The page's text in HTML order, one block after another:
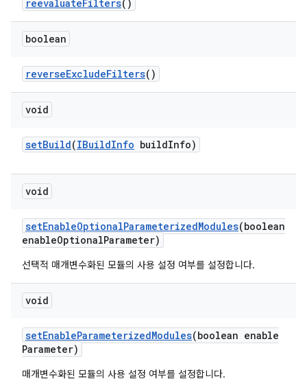
reevaluateFilters()
boolean
reverseExcludeFilters()
void
setBuild(IBuildInfo buildInfo)
void
setEnableOptionalParameterizedModules(boolean
enableOptionalParameter)
선택적 매개변수화된 모듈의 사용 설정 여부를 설정합니다.
void
setEnableParameterizedModules(boolean enable
Parameter)
매개변수화된 모듈의 사용 설정 여부를 설정합니다.